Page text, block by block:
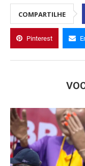
COMPARTILHE
Pinterest